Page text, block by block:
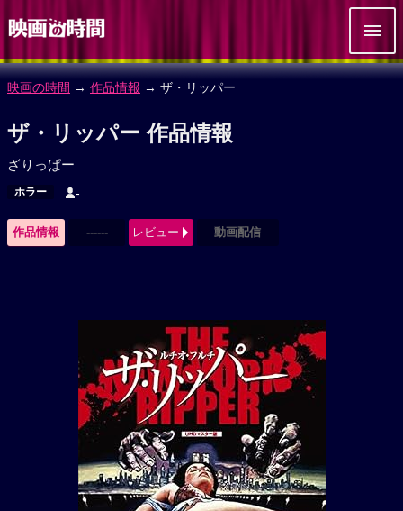
映画の時間 → 作品情報 → ザ・リッパー
ザ・リッパー 作品情報
ざりっぱー
ホラー -
作品情報 ------ レビュー 動画配信